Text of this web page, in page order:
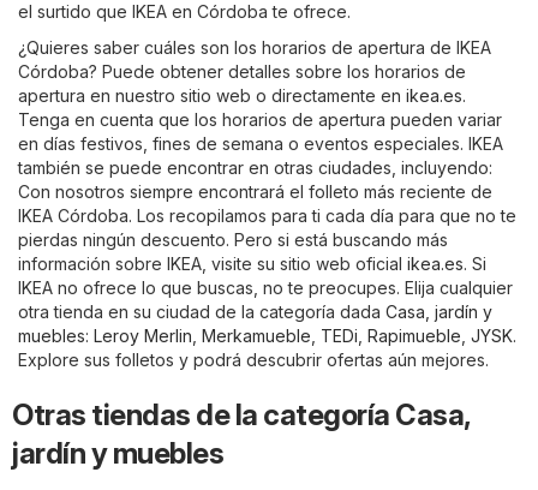
el surtido que IKEA en Córdoba te ofrece.
¿Quieres saber cuáles son los horarios de apertura de IKEA
Córdoba? Puede obtener detalles sobre los horarios de
apertura en nuestro sitio web o directamente en ikea.es.
Tenga en cuenta que los horarios de apertura pueden variar
en días festivos, fines de semana o eventos especiales. IKEA
también se puede encontrar en otras ciudades, incluyendo:
Con nosotros siempre encontrará el folleto más reciente de
IKEA Córdoba. Los recopilamos para ti cada día para que no te
pierdas ningún descuento. Pero si está buscando más
información sobre IKEA, visite su sitio web oficial ikea.es. Si
IKEA no ofrece lo que buscas, no te preocupes. Elija cualquier
otra tienda en su ciudad de la categoría dada Casa, jardín y
muebles: Leroy Merlin Merkamueble TEDi Rapimueble JYSK.
Explore sus folletos y podrá descubrir ofertas aún mejores.
Otras tiendas de la categoría Casa,
jardín y muebles